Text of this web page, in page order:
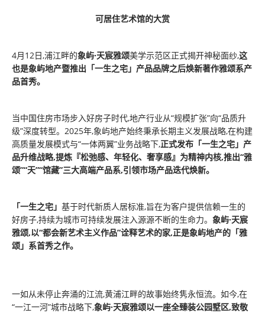
可居住艺术馆的大赏
4月12日,浦江畔的象屿·天宸雅颂美学示范区正式揭开神秘面纱,这
也是象屿地产暨推出「一生之宅」产品品牌之后焕新著作雅颂系产
品首秀。
当中国住房市场步入好房子时代,地产行业从“规模扩张”向“品质升
级”深度转型。2025年,象屿地产始终秉承长期主义发展战略,在构建
高质量发展模式与“一体两翼”业务战略下,正式发布「一生之宅」产
品升维战略,提炼『松弛感、年轻化、奢享感』为精神内核,推出“雅
颂”“天”“馆藏”三大高端产品系,引领市场产品迭代焕新。
「一生之宅」 基于时代新质人居标准,旨在为客户提供信赖一生的
好房子,持续为城市可持续发展注入源源不断的生命力。 象屿·天宸
雅颂,以“都会新艺术主义作品”诠释艺术的家,正是象屿地产的「雅
颂」系首秀之作。
一如从未停止奔涌的江流,黄浦江畔的故事始终隽永恒流。如今,在
“一江一河”城市战略下,象屿·天宸雅颂以一座全臻装公园墅区,致敬